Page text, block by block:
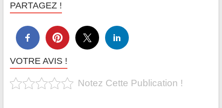
PARTAGEZ !
VOTRE AVIS !
Notez Cette Publication !